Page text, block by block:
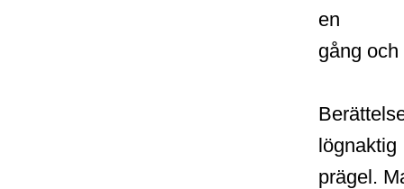
en
gång
lögnaktig
prägel.